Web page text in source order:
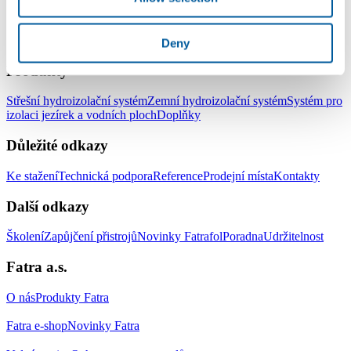
Deny
YouTube
Produkty
Střešní hydroizolační systémZemní hydroizolační systémSystém pro
izolaci jezírek a vodních plochDoplňky
Důležité odkazy
Ke staženíTechnická podporaReferenceProdejní místaKontakty
Další odkazy
ŠkoleníZapůjčení přistrojůNovinky FatrafolPoradnaUdržitelnost
Fatra a.s.
O násProdukty Fatra
Fatra e-shopNovinky Fatra